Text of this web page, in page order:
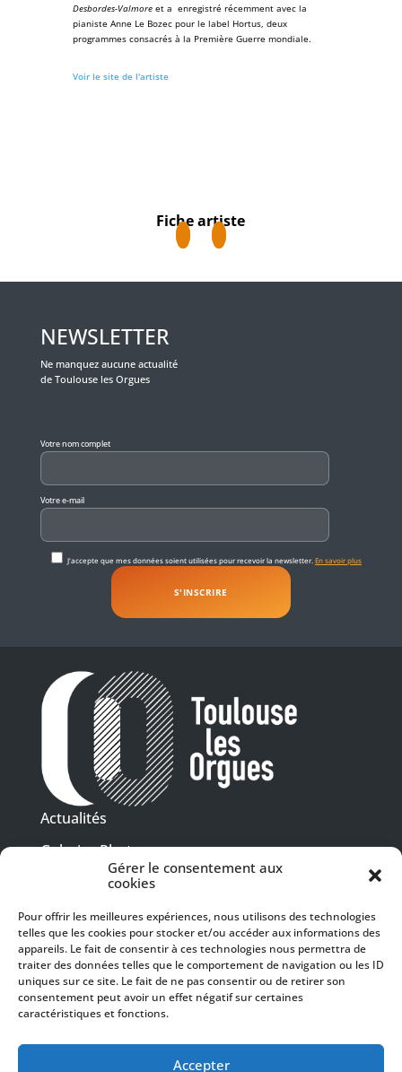
Gérer le consentement aux
cookies
Pour offrir les meilleures expériences, nous utilisons des technologies
telles que les cookies pour stocker et/ou accéder aux informations des
appareils. Le fait de consentir à ces technologies nous permettra de
traiter des données telles que le comportement de navigation ou les ID
uniques sur ce site. Le fait de ne pas consentir ou de retirer son
consentement peut avoir un effet négatif sur certaines
caractéristiques et fonctions.
Accepter
Desbordes-Valmoreet a enregistré récemment avec la
pianiste Anne Le Bozecpour le label Hortus, deux
programmes consacrés à la Première Guerre mondiale.
Voir le site de l'artiste
Fiche artiste
NEWSLETTER
Ne manquez aucune actualité
de Toulouse les Orgues
Votre nom complet
Votre e-mail
J'accepte que mes données soient utilisées pour recevoir la newsletter.En savoir plus
Actualités
Galeries Photos
Vidéothèque
Presse
Programme PDF
Billetterie
Recrutement
Mentions légales
SUIVEZ-NOUS